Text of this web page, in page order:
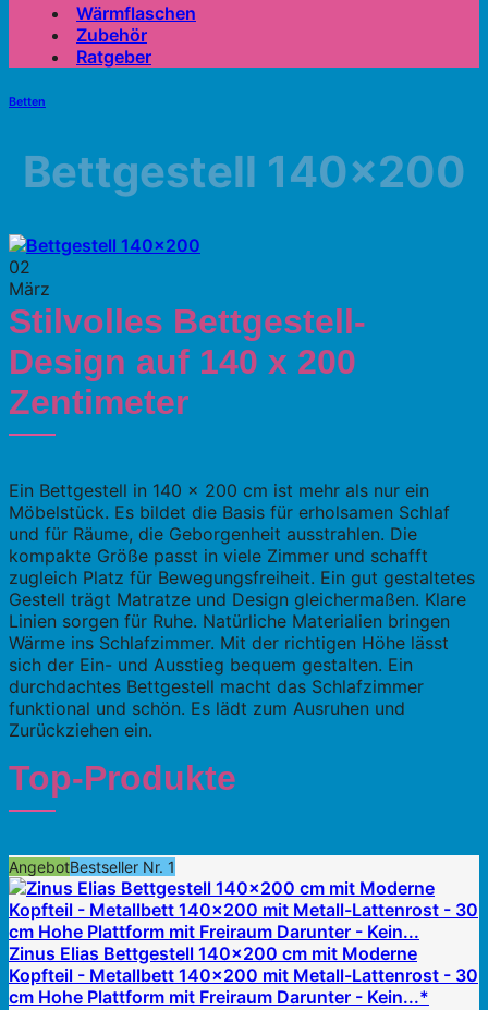
Wärmflaschen
Zubehör
Ratgeber
Betten
Bettgestell 140×200
02
März
Stilvolles Bettgestell-
Design auf 140 x 200
Zentimeter
Ein Bettgestell in 140 x 200 cm ist mehr als nur ein
Möbelstück. Es bildet die Basis für erholsamen Schlaf
und für Räume, die Geborgenheit ausstrahlen. Die
kompakte Größe passt in viele Zimmer und schafft
zugleich Platz für Bewegungsfreiheit. Ein gut gestaltetes
Gestell trägt Matratze und Design gleichermaßen. Klare
Linien sorgen für Ruhe. Natürliche Materialien bringen
Wärme ins Schlafzimmer. Mit der richtigen Höhe lässt
sich der Ein- und Ausstieg bequem gestalten. Ein
durchdachtes Bettgestell macht das Schlafzimmer
funktional und schön. Es lädt zum Ausruhen und
Zurückziehen ein.
Top-Produkte
AngebotBestseller Nr. 1
Zinus Elias Bettgestell 140x200 cm mit Moderne
Kopfteil - Metallbett 140x200 mit Metall-Lattenrost - 30
cm Hohe Plattform mit Freiraum Darunter - Kein...*